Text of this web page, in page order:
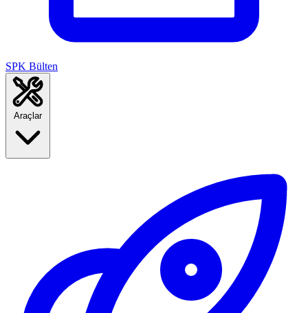
SPK Bülten
Araçlar